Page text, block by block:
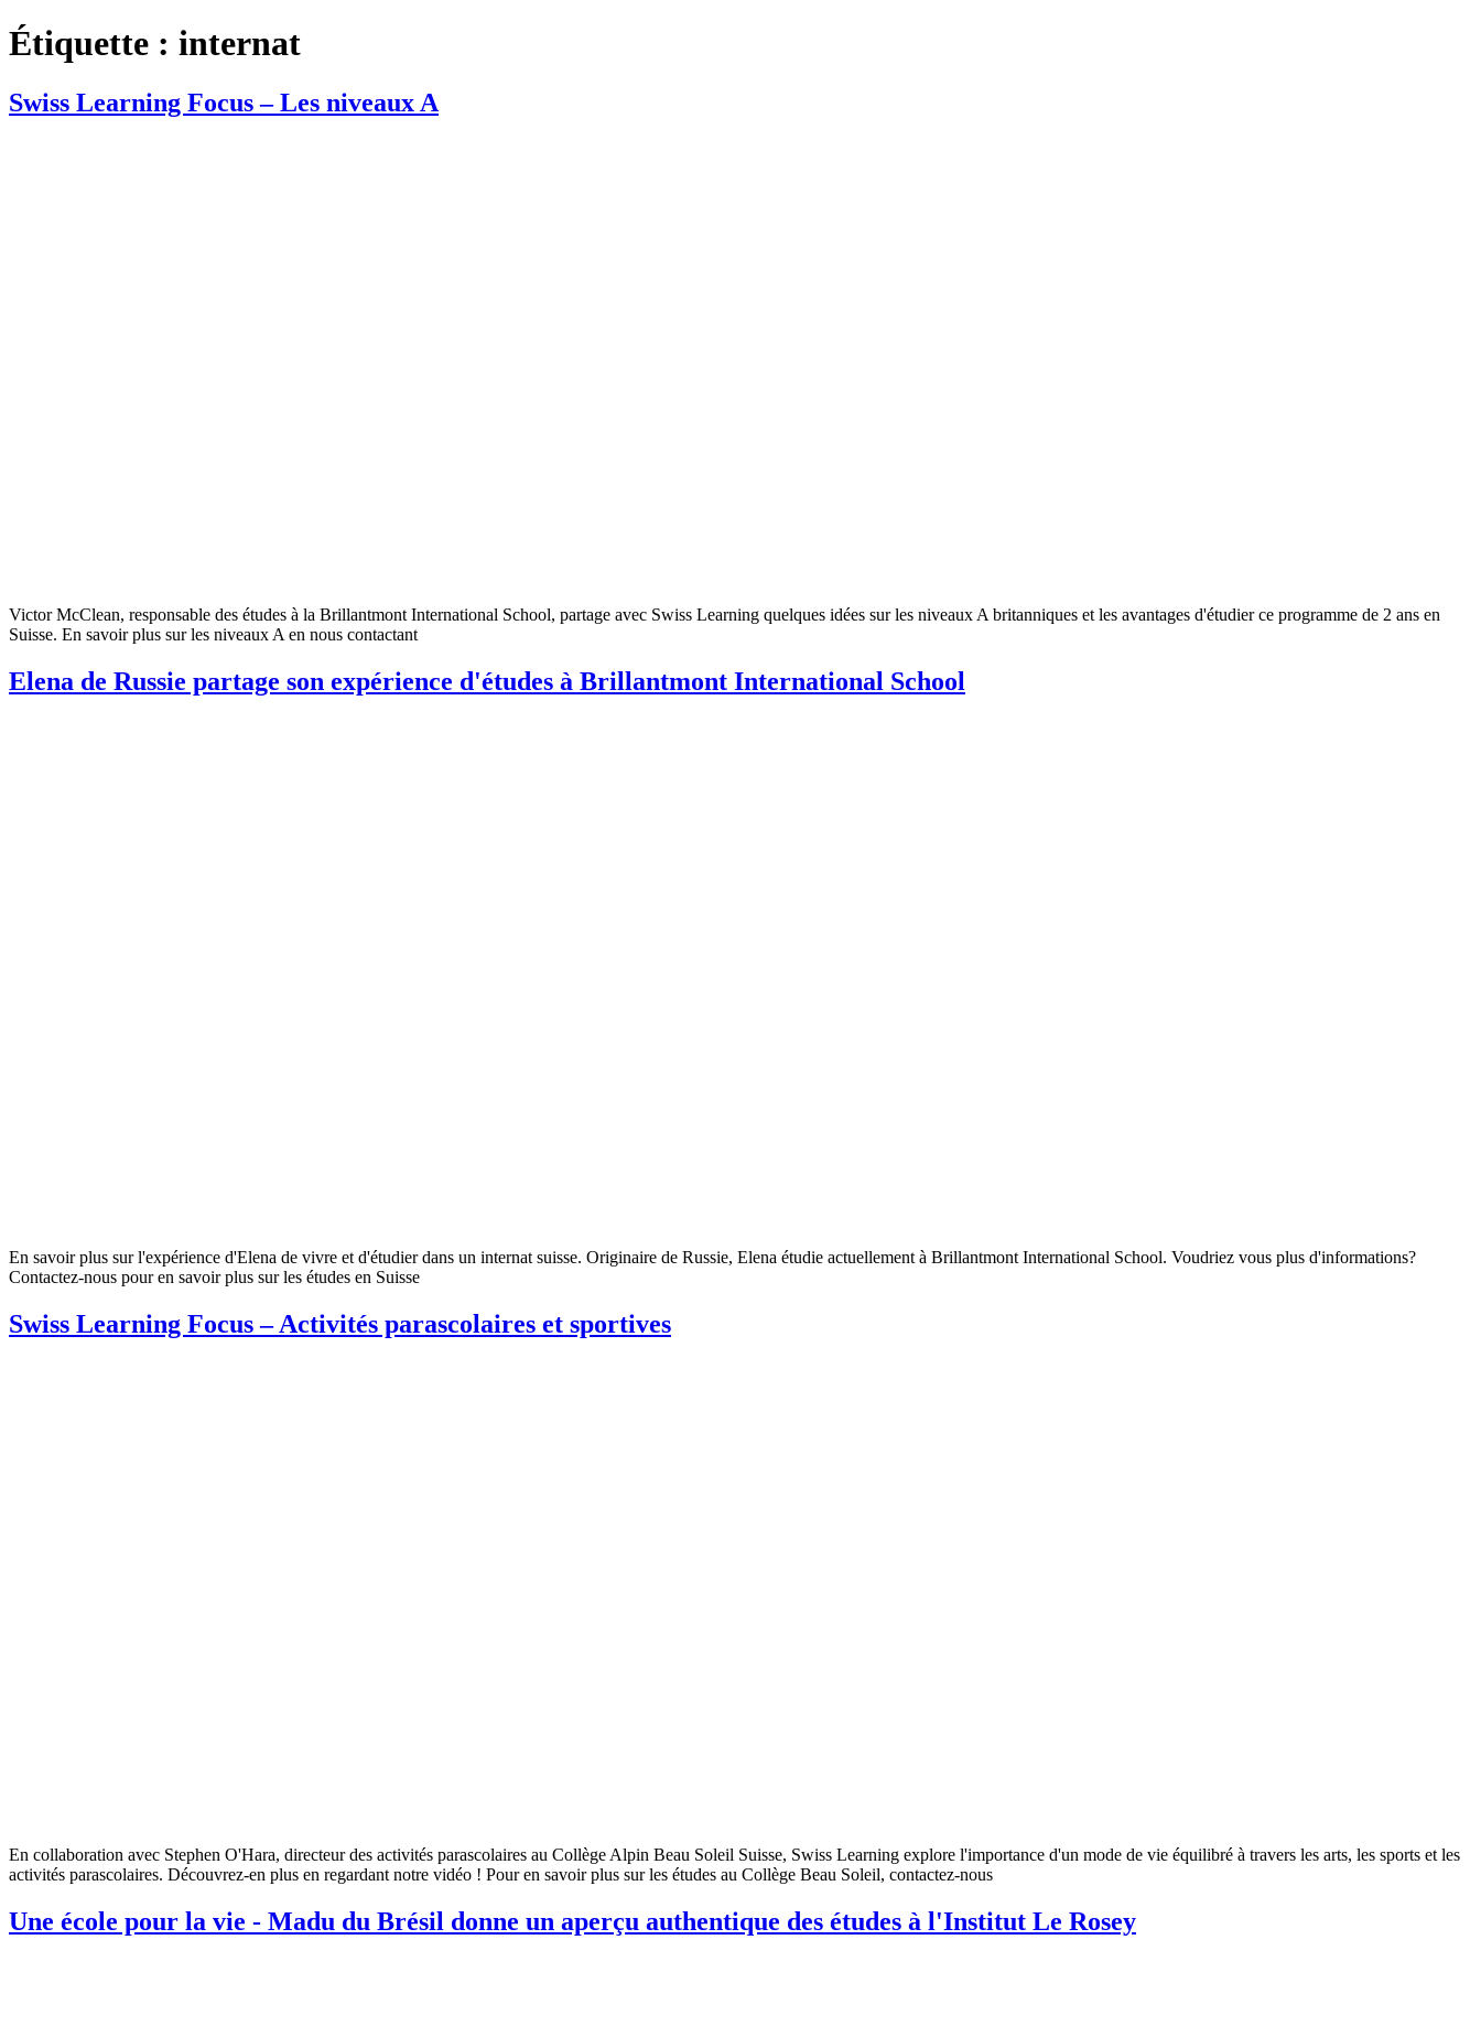
Étiquette : internat
Swiss Learning Focus – Les niveaux A
Victor McClean, responsable des études à la Brillantmont International School, partage avec Swiss Learning quelques idées sur les niveaux A britanniques et les avantages d'étudier ce programme de 2 ans en
Suisse. En savoir plus sur les niveaux A en nous contactant
Elena de Russie partage son expérience d'études à Brillantmont International School
En savoir plus sur l'expérience d'Elena de vivre et d'étudier dans un internat suisse. Originaire de Russie, Elena étudie actuellement à Brillantmont International School. Voudriez vous plus d'informations?
Contactez-nous pour en savoir plus sur les études en Suisse
Swiss Learning Focus – Activités parascolaires et sportives
En collaboration avec Stephen O'Hara, directeur des activités parascolaires au Collège Alpin Beau Soleil Suisse, Swiss Learning explore l'importance d'un mode de vie équilibré à travers les arts, les sports et les
activités parascolaires. Découvrez-en plus en regardant notre vidéo ! Pour en savoir plus sur les études au Collège Beau Soleil, contactez-nous
Une école pour la vie - Madu du Brésil donne un aperçu authentique des études à l'Institut Le Rosey